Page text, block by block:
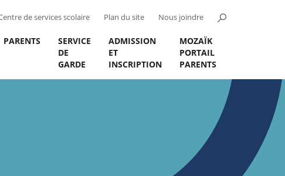
de services scolaire Plan du site Nous joindre
PARENTS
SERVICE
DE
GARDE
ADMISSION
ET
INSCRIPTION
MOZAÏK
PORTAIL
PARENTS